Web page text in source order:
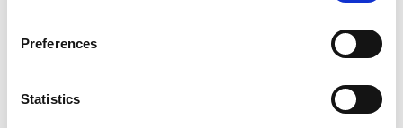
Preferences
Statistics
Частная парковка
ree breakfast in the room
бутылка воды